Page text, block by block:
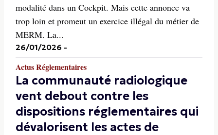
modalité dans un Cockpit. Mais cette annonce va
trop loin et promeut un exercice illégal du métier de
MERM. La...
26/01/2026 -
Actus Réglementaires
La communauté radiologique
vent debout contre les
dispositions réglementaires qui
dévalorisent les actes de